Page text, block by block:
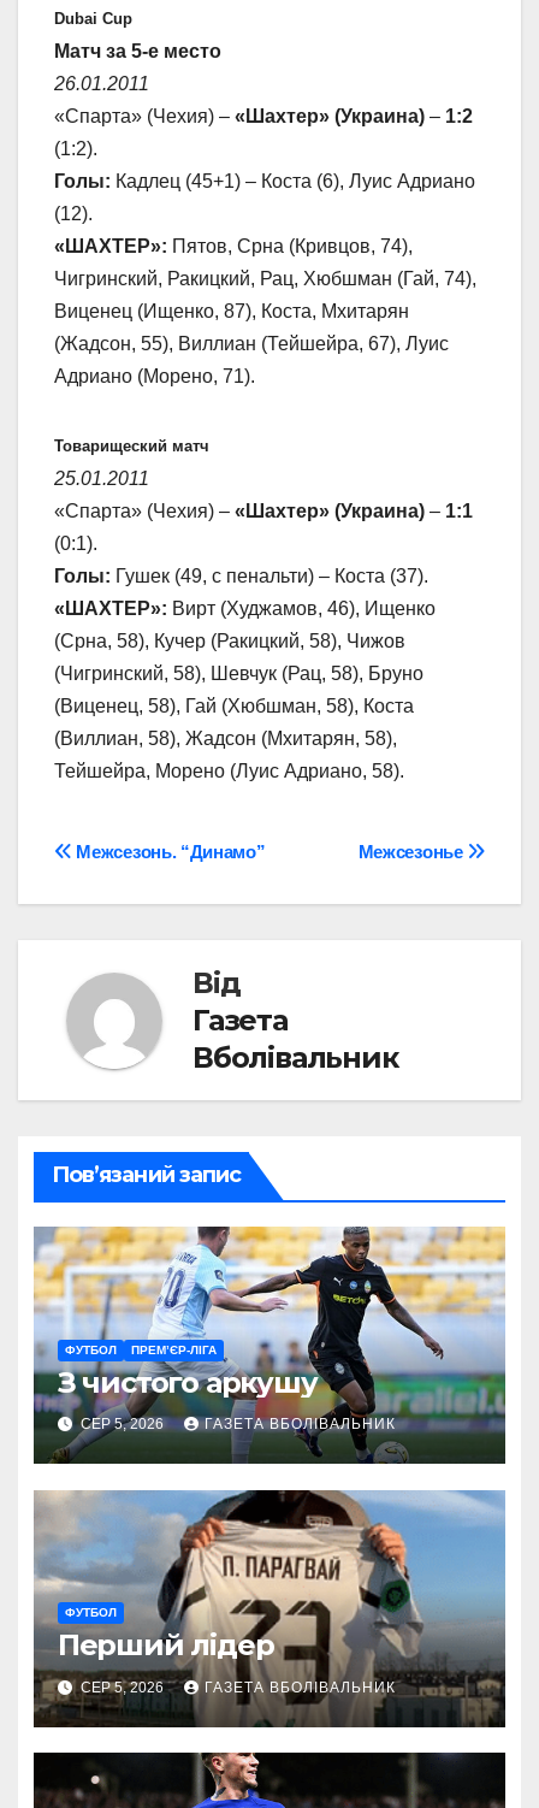
Dubai Cup
Матч за 5-е место
26.01.2011
«Спарта» (Чехия) – «Шахтер» (Украина) – 1:2
(1:2).
Голы: Кадлец (45+1) – Коста (6), Луис Адриано
(12).
«ШАХТЕР»: Пятов, Срна (Кривцов, 74),
Чигринский, Ракицкий, Рац, Хюбшман (Гай, 74),
Виценец (Ищенко, 87), Коста, Мхитарян
(Жадсон, 55), Виллиан (Тейшейра, 67), Луис
Адриано (Морено, 71).
Товарищеский матч
25.01.2011
«Спарта» (Чехия) – «Шахтер» (Украина) – 1:1
(0:1).
Голы: Гушек (49, с пенальти) – Коста (37).
«ШАХТЕР»: Вирт (Худжамов, 46), Ищенко
(Срна, 58), Кучер (Ракицкий, 58), Чижов
(Чигринский, 58), Шевчук (Рац, 58), Бруно
(Виценец, 58), Гай (Хюбшман, 58), Коста
(Виллиан, 58), Жадсон (Мхитарян, 58),
Тейшейра, Морено (Луис Адриано, 58).
Навігація
записів
Межсезонье
Межсезонь. “Динамо”
Від
Газета
Вболівальник
Пов’язаний запис
ФУТБОЛ ПРЕМ’ЄР-ЛІГА
З чистого аркушу
СЕР 5, 2026 ГАЗЕТА ВБОЛІВАЛЬНИК
ФУТБОЛ
Перший лідер
СЕР 5, 2026 ГАЗЕТА ВБОЛІВАЛЬНИК